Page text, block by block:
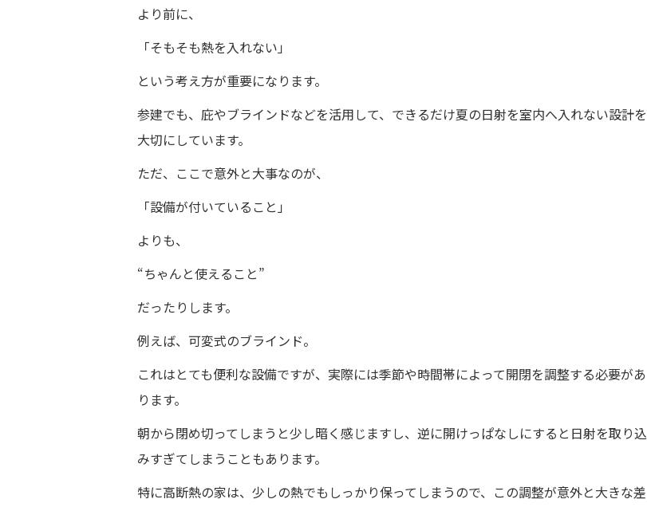
より前に、
「そもそも熱を入れない」
という考え方が重要になります。
参建でも、庇やブラインドなどを活用して、できるだけ夏の日射を室内へ入れない設計を
大切にしています。
ただ、ここで意外と大事なのが、
「設備が付いていること」
よりも、
“ちゃんと使えること”
だったりします。
例えば、可変式のブラインド。
これはとても便利な設備ですが、実際には季節や時間帯によって開閉を調整する必要があ
ります。
朝から閉め切ってしまうと少し暗く感じますし、逆に開けっぱなしにすると日射を取り込
みすぎてしまうこともあります。
特に高断熱の家は、少しの熱でもしっかり保ってしまうので、この調整が意外と大きな差